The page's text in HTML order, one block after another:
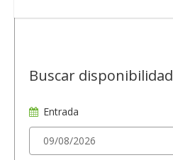
Buscar disponibilidad
Entrada